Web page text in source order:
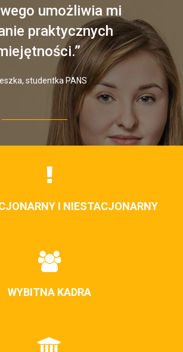
umożliwia mi
praktycznych
studentka PANS
I NIESTACJONARNY
WYBITNA KADRA